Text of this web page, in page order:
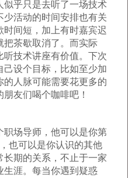
似乎只是去听了一场技术
活动的时间安排也有关
时间短，加上有时嘉宾迟
把茶歇取消了。而实际
听技术讲座有价值。下次
设个目标，比如至少加
人脉可能需要花更多的
友们喝个咖啡吧！
职场导师，他可以是你第
也可以是你认识的其他
期的关系，不止于一家
生涯。每当你遇到疑惑